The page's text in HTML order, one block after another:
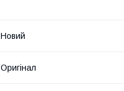
Новий
Оригінал